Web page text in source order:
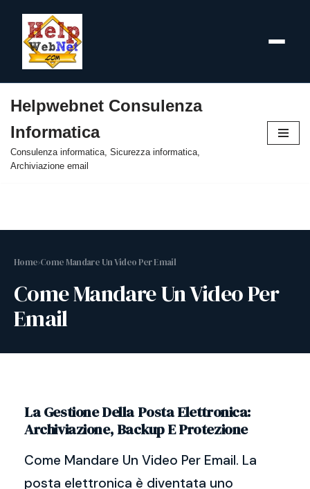
al
contenuto
Helpwebnet Consulenza
Informatica
Consulenza informatica, Sicurezza informatica,
Archiviazione email
Home›Come Mandare Un Video Per Email
Come Mandare Un Video Per
Email
La Gestione Della Posta Elettronica:
Archiviazione, Backup E Protezione
Come Mandare Un Video Per Email. La
posta elettronica è diventata uno